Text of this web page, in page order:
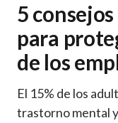
5
para
de los
El 15% de los
trastorno mental